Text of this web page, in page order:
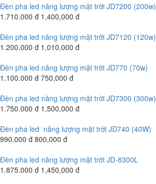
Đèn pha led năng lượng mặt trời JD7200 (200w)
1.710.000 đ 1,400,000 đ
Đèn pha led năng lượng mặt trời JD7120 (120w)
1.200.000 đ 1,010,000 đ
Đèn pha led năng lượng mặt trời JD770 (70w)
1.100.000 đ 750,000 đ
Đèn pha led năng lượng mặt trời JD7300 (300w)
1.750.000 đ 1,500,000 đ
Đèn pha led năng lượng mặt trời JD740 (40W)
990.000 đ 800,000 đ
Đèn pha led năng lượng mặt trời JD-8300L
1.875.000 đ 1,450,000 đ